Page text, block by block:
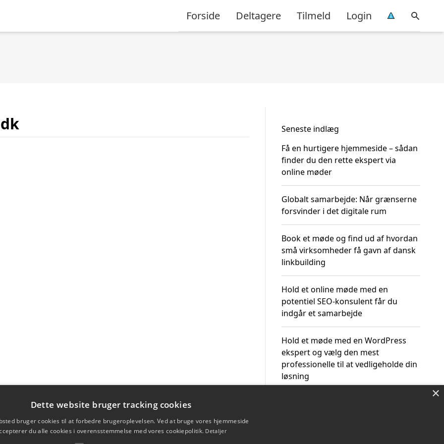
Forside Deltagere Tilmeld Login
Seneste indlæg
Få en hurtigere hjemmeside – sådan
finder du den rette ekspert via
online møder
Globalt samarbejde: Når grænserne
forsvinder i det digitale rum
Book et møde og find ud af hvordan
små virksomheder få gavn af dansk
linkbuilding
Hold et online møde med en
potentiel SEO-konsulent får du
indgår et samarbejde
Hold et møde med en WordPress
ekspert og vælg den mest
professionelle til at vedligeholde din
løsning
×
Dette website bruger tracking cookies
bruger cookies til at forbedre brugeroplevelsen. Ved at bruge vores hjemmeside
du alle cookies i overensstemmelse med vores cookiepolitik. Detaljer